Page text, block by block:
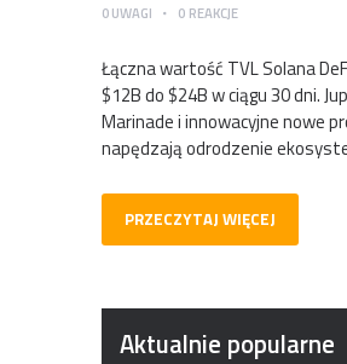
0UWAGI 0 REAKCJE
Łączna wartość TVL Solana
$12B do $24B w ciągu 30 dni.
Marinade i innowacyjne nowe
napędzają odrodzenie
PRZECZYTAJ WIĘCEJ
Aktualnie popularne